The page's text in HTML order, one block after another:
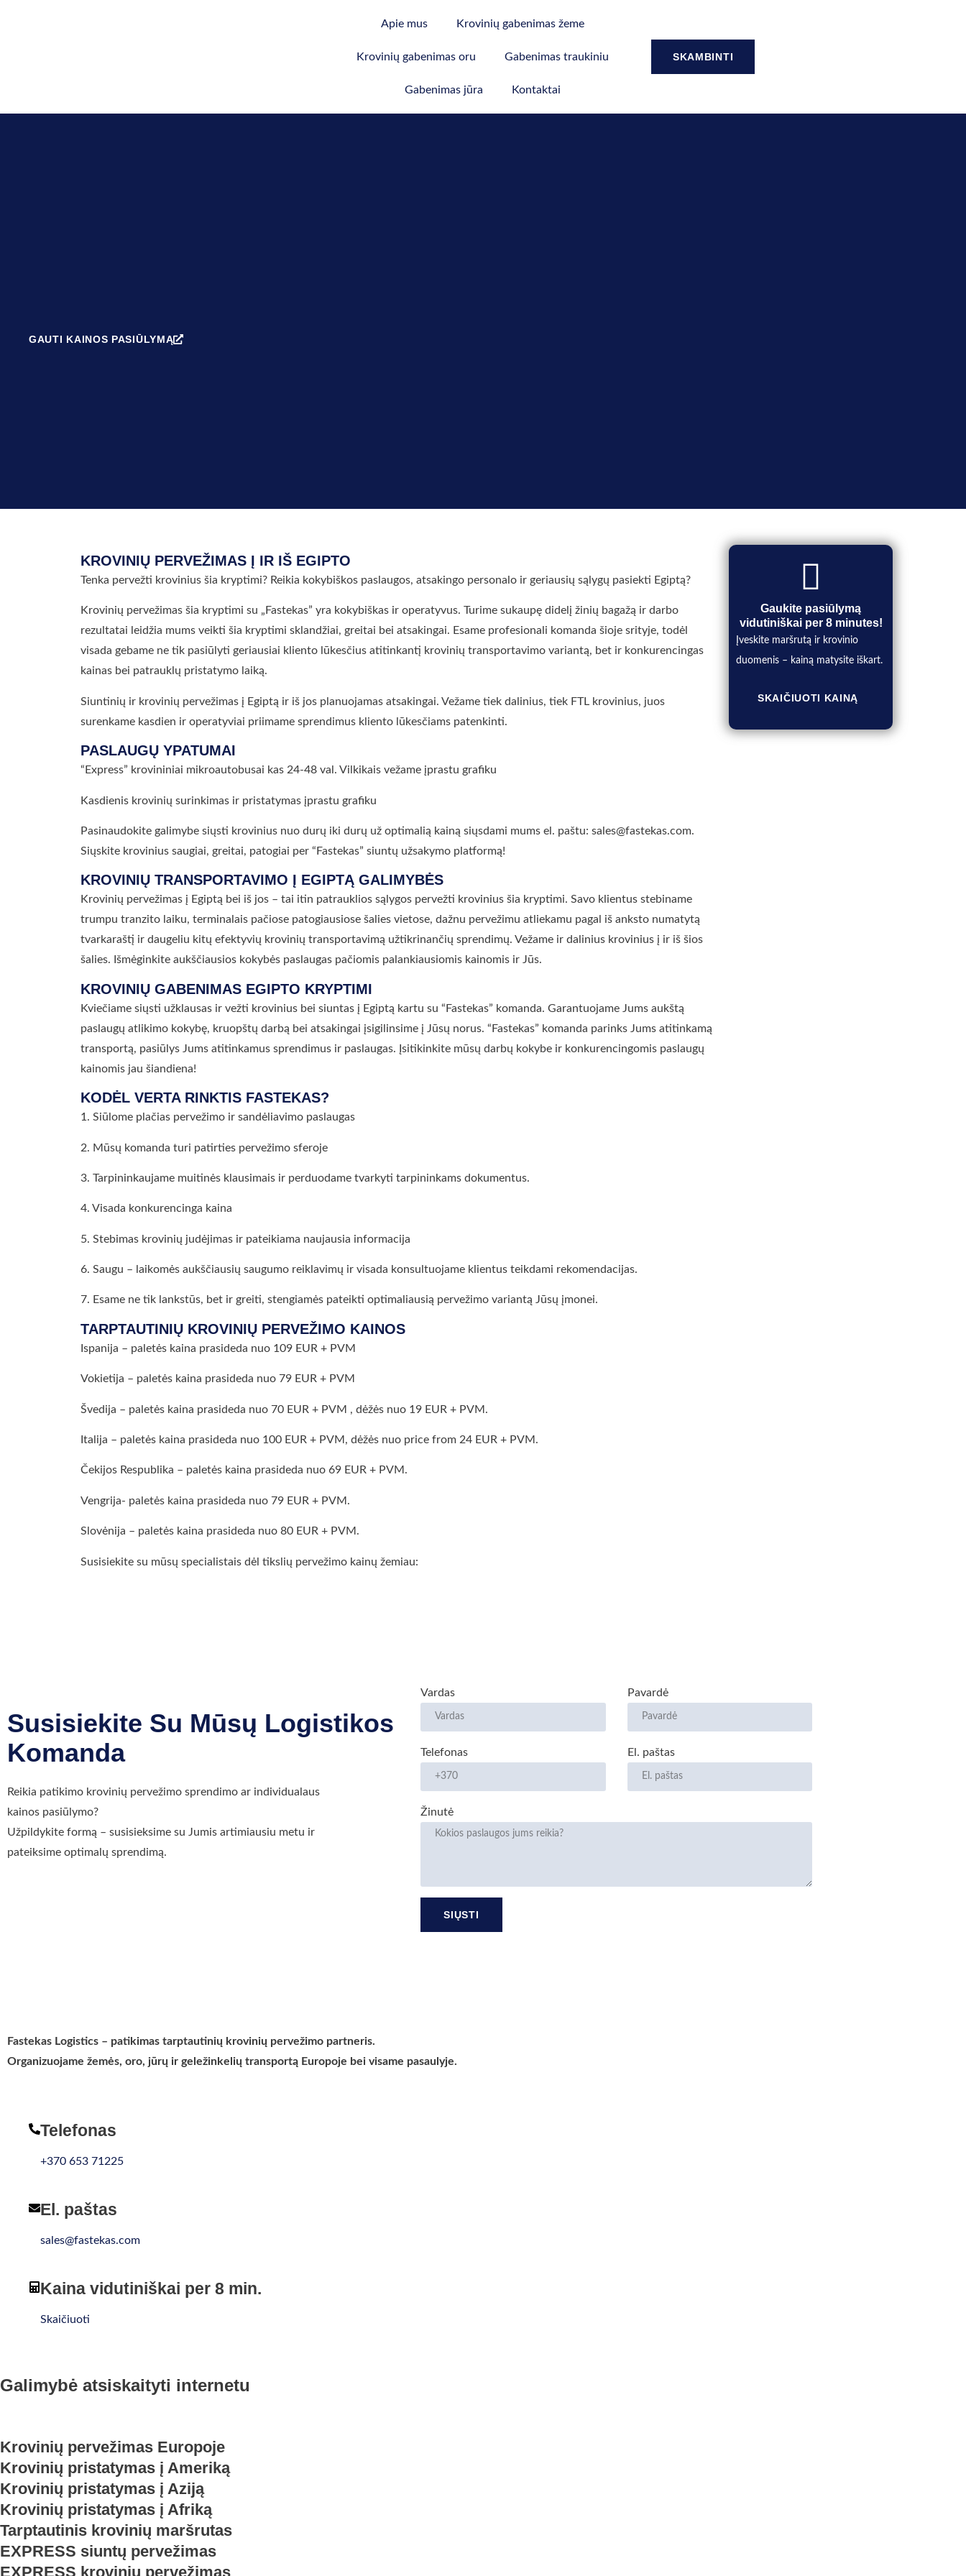
Apie mus Krovinių gabenimas žeme
Krovinių gabenimas oru Gabenimas traukiniu
Gabenimas jūra Kontaktai
SKAMBINTI
GAUTI KAINOS PASIŪLYMĄ
KROVINIŲ PERVEŽIMAS Į IR IŠ EGIPTO
Tenka pervežti krovinius šia kryptimi? Reikia kokybiškos paslaugos, atsakingo personalo ir geriausių sąlygų pasiekti Egiptą?
Krovinių pervežimas šia kryptimi su „Fastekas” yra kokybiškas ir operatyvus. Turime sukaupę didelį žinių bagažą ir darbo
rezultatai leidžia mums veikti šia kryptimi sklandžiai, greitai bei atsakingai. Esame profesionali komanda šioje srityje, todėl
visada gebame ne tik pasiūlyti geriausiai kliento lūkesčius atitinkantį krovinių transportavimo variantą, bet ir konkurencingas
kainas bei patrauklų pristatymo laiką.
Siuntinių ir krovinių pervežimas į Egiptą ir iš jos planuojamas atsakingai. Vežame tiek dalinius, tiek FTL krovinius, juos
surenkame kasdien ir operatyviai priimame sprendimus kliento lūkesčiams patenkinti.
PASLAUGŲ YPATUMAI
“Express” krovininiai mikroautobusai kas 24-48 val. Vilkikais vežame įprastu grafiku
Kasdienis krovinių surinkimas ir pristatymas įprastu grafiku
Pasinaudokite galimybe siųsti krovinius nuo durų iki durų už optimalią kainą siųsdami mums el. paštu: sales@fastekas.com.
Siųskite krovinius saugiai, greitai, patogiai per “Fastekas” siuntų užsakymo platformą!
KROVINIŲ TRANSPORTAVIMO Į EGIPTĄ GALIMYBĖS
Krovinių pervežimas į Egiptą bei iš jos – tai itin patrauklios sąlygos pervežti krovinius šia kryptimi. Savo klientus stebiname
trumpu tranzito laiku, terminalais pačiose patogiausiose šalies vietose, dažnu pervežimu atliekamu pagal iš anksto numatytą
tvarkaraštį ir daugeliu kitų efektyvių krovinių transportavimą užtikrinančių sprendimų. Vežame ir dalinius krovinius į ir iš šios
šalies. Išmėginkite aukščiausios kokybės paslaugas pačiomis palankiausiomis kainomis ir Jūs.
KROVINIŲ GABENIMAS EGIPTO KRYPTIMI
Kviečiame siųsti užklausas ir vežti krovinius bei siuntas į Egiptą kartu su “Fastekas” komanda. Garantuojame Jums aukštą
paslaugų atlikimo kokybę, kruopštų darbą bei atsakingai įsigilinsime į Jūsų norus. “Fastekas” komanda parinks Jums atitinkamą
transportą, pasiūlys Jums atitinkamus sprendimus ir paslaugas. Įsitikinkite mūsų darbų kokybe ir konkurencingomis paslaugų
kainomis jau šiandiena!
KODĖL VERTA RINKTIS FASTEKAS?
1. Siūlome plačias pervežimo ir sandėliavimo paslaugas
2. Mūsų komanda turi patirties pervežimo sferoje
3. Tarpininkaujame muitinės klausimais ir perduodame tvarkyti tarpininkams dokumentus.
4. Visada konkurencinga kaina
5. Stebimas krovinių judėjimas ir pateikiama naujausia informacija
6. Saugu – laikomės aukščiausių saugumo reiklavimų ir visada konsultuojame klientus teikdami rekomendacijas.
7. Esame ne tik lankstūs, bet ir greiti, stengiamės pateikti optimaliausią pervežimo variantą Jūsų įmonei.
TARPTAUTINIŲ KROVINIŲ PERVEŽIMO KAINOS
Ispanija – paletės kaina prasideda nuo 109 EUR + PVM
Vokietija – paletės kaina prasideda nuo 79 EUR + PVM
Švedija – paletės kaina prasideda nuo 70 EUR + PVM , dėžės nuo 19 EUR + PVM.
Italija – paletės kaina prasideda nuo 100 EUR + PVM, dėžės nuo price from 24 EUR + PVM.
Čekijos Respublika – paletės kaina prasideda nuo 69 EUR + PVM.
Vengrija- paletės kaina prasideda nuo 79 EUR + PVM.
Slovėnija – paletės kaina prasideda nuo 80 EUR + PVM.
Susisiekite su mūsų specialistais dėl tikslių pervežimo kainų žemiau:
Gaukite pasiūlymą
vidutiniškai per 8 minutes!
Įveskite maršrutą ir krovinio
duomenis – kainą matysite iškart.
SKAIČIUOTI KAINĄ
Susisiekite Su Mūsų Logistikos
Komanda
Reikia patikimo krovinių pervežimo sprendimo ar individualaus
kainos pasiūlymo?
Užpildykite formą – susisieksime su Jumis artimiausiu metu ir
pateiksime optimalų sprendimą.
Vardas Pavardė
Telefonas El. paštas
Žinutė
SIŲSTI
Fastekas Logistics – patikimas tarptautinių krovinių pervežimo partneris.
Organizuojame žemės, oro, jūrų ir geležinkelių transportą Europoje bei visame pasaulyje.
Telefonas
+370 653 71225
El. paštas
sales@fastekas.com
Kaina vidutiniškai per 8 min.
Skaičiuoti
Galimybė atsiskaityti internetu
Krovinių pervežimas Europoje
Krovinių pristatymas į Ameriką
Krovinių pristatymas į Aziją
Krovinių pristatymas į Afriką
Tarptautinis krovinių maršrutas
EXPRESS siuntų pervežimas
EXPRESS krovinių pervežimas